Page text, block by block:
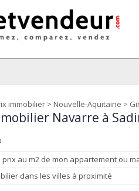
immobilier > Nouvelle-Aquitaine >
Navarre à
prix au m2 de mon appartement ou
dans les villes à proximité